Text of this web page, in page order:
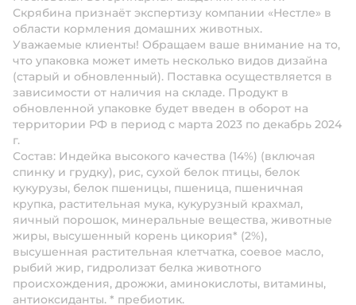
Скрябина признаёт экспертизу компании «Нестле» в
области кормления домашних животных.
Уважаемые клиенты! Обращаем ваше внимание на то,
что упаковка может иметь несколько видов дизайна
(старый и обновленный). Поставка осуществляется в
зависимости от наличия на складе. Продукт в
обновленной упаковке будет введен в оборот на
территории РФ в период с марта 2023 по декабрь 2024
г.
Состав: Индейка высокого качества (14%) (включая
спинку и грудку), рис, сухой белок птицы, белок
кукурузы, белок пшеницы, пшеница, пшеничная
крупка, растительная мука, кукурузный крахмал,
яичный порошок, минеральные вещества, животные
жиры, высушенный корень цикория* (2%),
высушенная растительная клетчатка, соевое масло,
рыбий жир, гидролизат белка животного
происхождения, дрожжи, аминокислоты, витамины,
антиоксиданты. * пребиотик.